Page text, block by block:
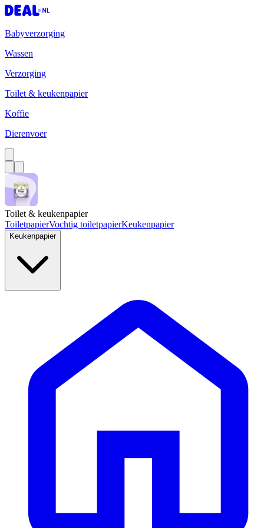
Babyverzorging
Wassen
Verzorging
Toilet & keukenpapier
Koffie
Dierenvoer
Toilet & keukenpapier
ToiletpapierVochtig toiletpapierKeukenpapier
Keukenpapier